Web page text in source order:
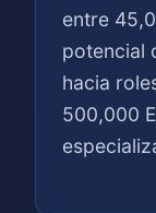
entre
potencial
hacia
500,000